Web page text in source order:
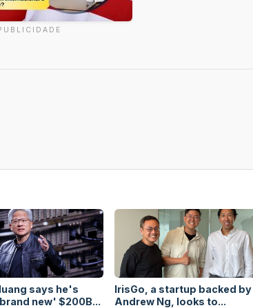
says he's
new' $200B...
IrisGo, a startup backed by
Andrew Ng, looks to...